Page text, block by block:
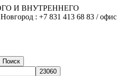
И ВНУТРЕННЕГО
: +7 831 413 68 83 / офис